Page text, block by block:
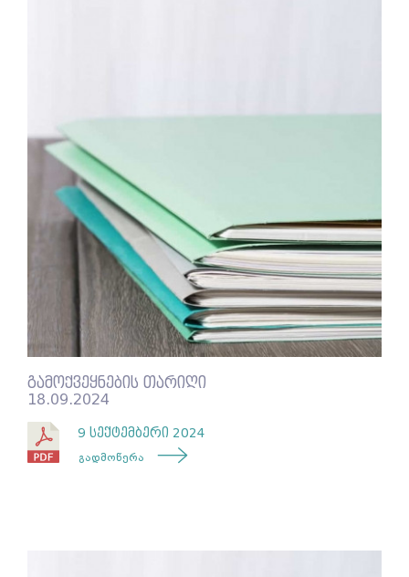
გამოქვეყნების თარიღი
18.09.2024
9 სექტემბერი 2024
გადმოწერა